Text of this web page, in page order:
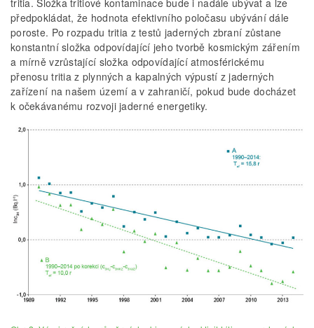
předpokládat, že hodnota efektivního poločasu ubývání dále
poroste. Po rozpadu tritia z testů jaderných zbraní zůstane
konstantní složka odpovídající jeho tvorbě kosmickým zářením
a mírně vzrůstající složka odpovídající atmosférickému
přenosu tritia z plynných a kapalných výpustí z jaderných
zařízení na našem území a v zahraničí, pokud bude docházet
k očekávanému rozvoji jaderné energetiky.